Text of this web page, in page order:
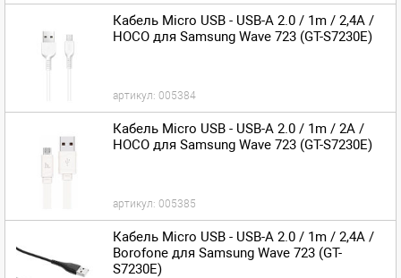
Кабель Micro USB - USB-A 2.0 / 1m / 2,4A /
HOCO для Samsung Wave 723 (GT-S7230E)
артикул: 005384
Кабель Micro USB - USB-A 2.0 / 1m / 2A /
HOCO для Samsung Wave 723 (GT-S7230E)
артикул: 005385
Кабель Micro USB - USB-A 2.0 / 1m / 2,4A /
Borofone для Samsung Wave 723 (GT-
S7230E)